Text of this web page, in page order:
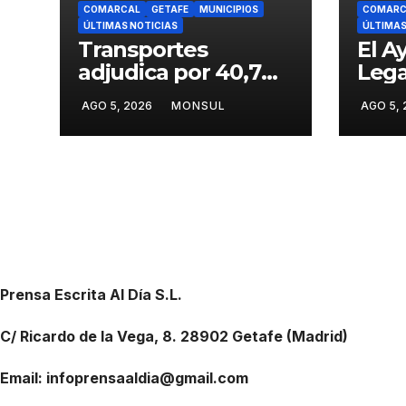
COMARCAL GETAFE
MUNICIPIOS
ÚLTIMAS NOTICIAS
Transportes
adjudica por 40,7
millones de euros
las obras para
mejorar la
AGO 5, 2026 MONSUL
El
AGO 5,
Prensa Escrita Al Día S.L.
C/ Ricardo de la Vega, 8. 28902 Getafe (Madrid)
Email: infoprensaaldia@gmail.com